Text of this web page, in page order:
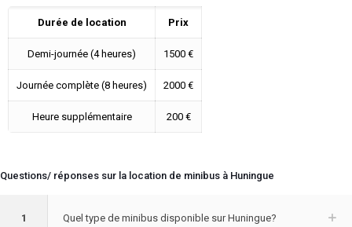
Durée de location Prix
Demi-journée (4 heures) 1500 €
Journée complète (8 heures) 2000 €
Heure supplémentaire 200 €
Questions/ réponses sur la location de minibus à Huningue
1 Quel type de minibus disponible sur Huningue?